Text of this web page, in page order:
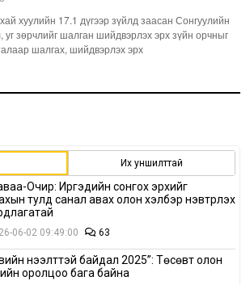
хуулийн 17.1 дүгээр зүйлд заасан Сонгуулийн
уг зөрчлийг шалган шийдвэрлэх эрх зүйн орчныг
шалгах, шийдвэрлэх эрх
Их уншилттай
Очир: Иргэдийн сонгох эрхийг
тулд санал авах олон хэлбэр нэвтрүүлэх
06-02 09:49:00 63
нээлттэй байдал 2025”: Төсөвт олон
оролцоо бага байна